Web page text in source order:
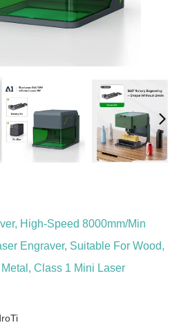
High-Speed 8000mm/min
Engraver, Suitable For Wood,
Class 1 Mini Laser